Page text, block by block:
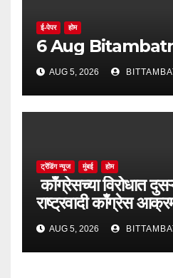
ई-पेपर होम
6 Aug
AUG 5, 2026
ट्रेंडिंग न्यूज मुंबई होम
काँग्रेसच्या विरोधात
राष्ट्रवादी काँग्रेस
AUG 5, 2026